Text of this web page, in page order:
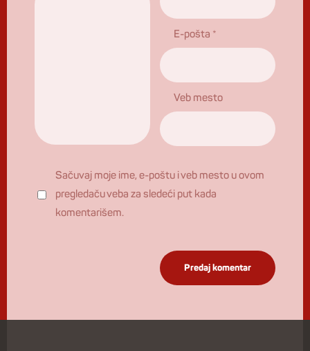
E-pošta *
Veb mesto
Sačuvaj moje ime, e-poštu i veb mesto u ovom
pregledaču veba za sledeći put kada
komentarišem.